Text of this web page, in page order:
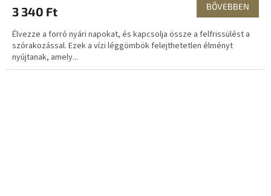
3 340 Ft BŐVEBBEN
Élvezze a forró nyári napokat, és kapcsolja össze a felfrissülést a
szórakozással. Ezek a vízi léggömbök felejthetetlen élményt
nyújtanak, amely...